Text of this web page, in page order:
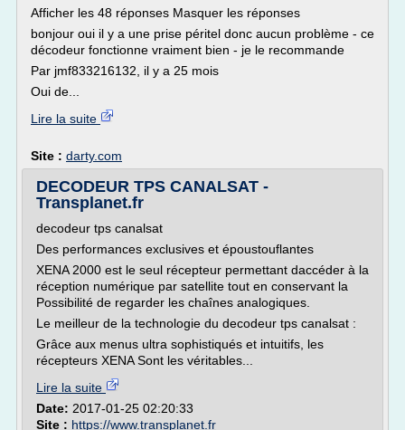
Afficher les 48 réponses Masquer les réponses
bonjour oui il y a une prise péritel donc aucun problème - ce
décodeur fonctionne vraiment bien - je le recommande
Par jmf833216132, il y a 25 mois
Oui de...
Lire la suite
Site : darty.com
DECODEUR TPS CANALSAT -
Transplanet.fr
decodeur tps canalsat
Des performances exclusives et époustouflantes
XENA 2000 est le seul récepteur permettant daccéder à la
réception numérique par satellite tout en conservant la
Possibilité de regarder les chaînes analogiques.
Le meilleur de la technologie du decodeur tps canalsat :
Grâce aux menus ultra sophistiqués et intuitifs, les
récepteurs XENA Sont les véritables...
Lire la suite
Date: 2017-01-25 02:20:33
Site : https://www.transplanet.fr